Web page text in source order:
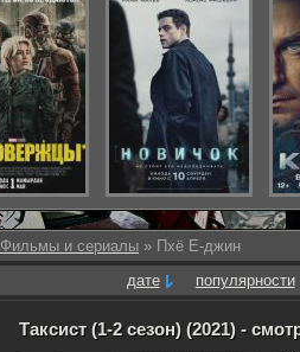
Фильмы и сериалы » Пхё Е-джин
дате
популярности
Таксист (1-2 сезон) (2021) -